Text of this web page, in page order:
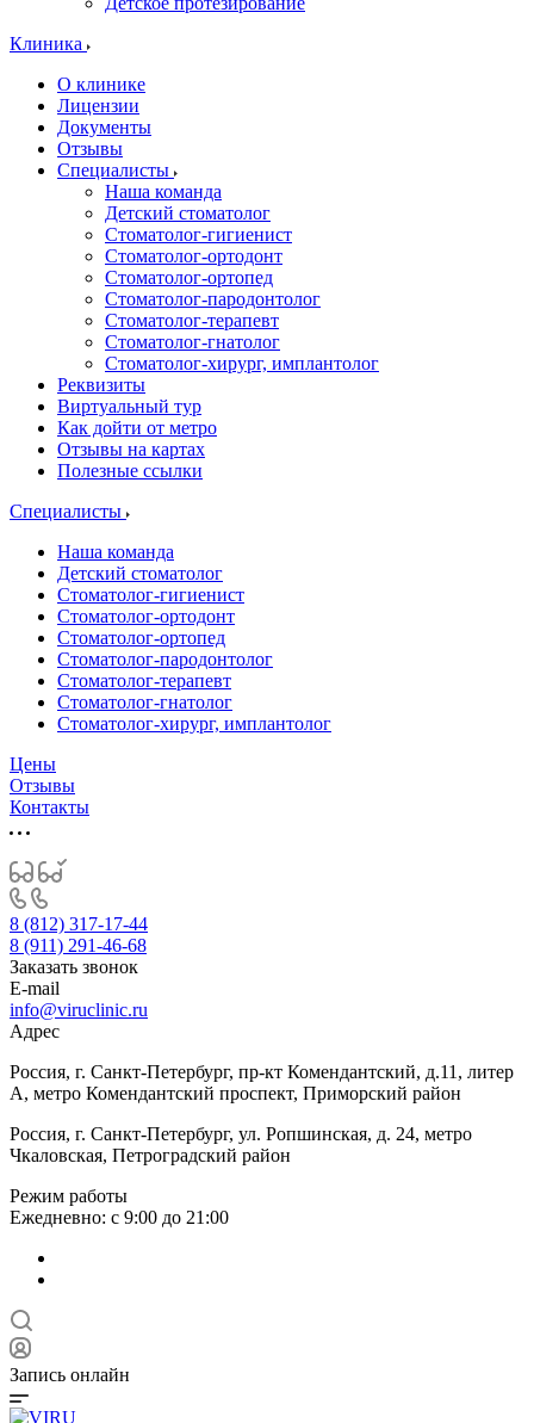
Клиника
О клинике
Лицензии
Документы
Отзывы
Специалисты
Наша команда
Детский стоматолог
Стоматолог-гигиенист
Стоматолог-ортодонт
Стоматолог-ортопед
Стоматолог-пародонтолог
Стоматолог-терапевт
Стоматолог-гнатолог
Стоматолог-хирург, имплантолог
Реквизиты
Виртуальный тур
Как дойти от метро
Отзывы на картах
Полезные ссылки
Специалисты
Наша команда
Детский стоматолог
Стоматолог-гигиенист
Стоматолог-ортодонт
Стоматолог-ортопед
Стоматолог-пародонтолог
Стоматолог-терапевт
Стоматолог-гнатолог
Стоматолог-хирург, имплантолог
Цены
Отзывы
Контакты
8 (812) 317-17-44
8 (911) 291-46-68
Заказать звонок
E-mail
info@viruclinic.ru
Адрес
Россия, г. Санкт-Петербург, пр-кт Комендантский, д.11, литер
А, метро Комендантский проспект, Приморский район
Россия, г. Санкт-Петербург, ул. Ропшинская, д. 24, метро
Чкаловская, Петроградский район
Режим работы
Ежедневно: с 9:00 до 21:00
Запись онлайн